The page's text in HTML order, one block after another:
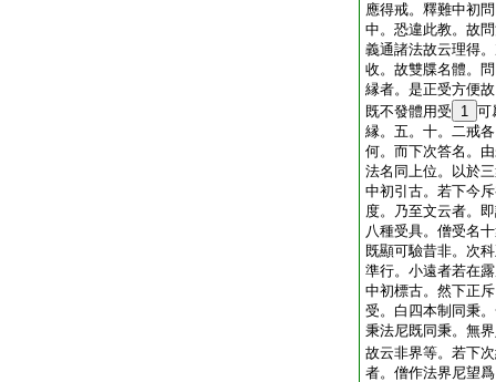
應得戒。釋難中初
中。恐違此教。故
義通諸法故云理得
收。故雙牒名體。
縁者。是正受方便
既不發體用受
1 可
縁。五。十。二戒
何。而下次答名。
法名同上位。以於
中初引古。若下今
度。乃至文云者。
八種受具。僧受名
既顯可驗昔非。次
準行。小遠者若在
中初標古。然下正
受。白四本制同秉
秉法尼既同秉。無
故云非界等。若下
者。僧作法界尼望